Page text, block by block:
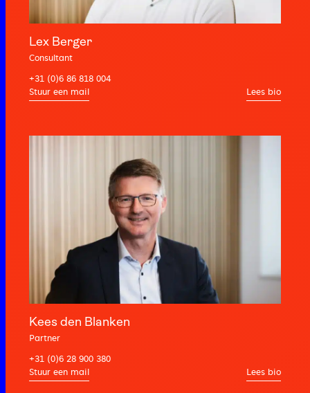
Lex Berger
Consultant
+31 (0)6 86 818 004
Lees bio
Kees den Blanken
Partner
+31 (0)6 28 900 380
Lees bio